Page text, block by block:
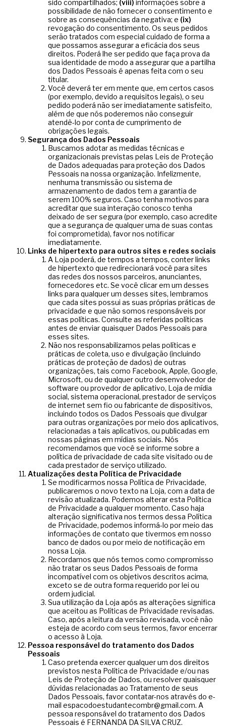
sido compartilhados; (viii) informações sobre a
possibilidade de não fornecer o consentimento e
sobre as consequências da negativa; e (ix)
revogação do consentimento. Os seus pedidos
serão tratados com especial cuidado de forma a
que possamos assegurar a eficácia dos seus
direitos. Poderá lhe ser pedido que faça prova da
sua identidade de modo a assegurar que a partilha
dos Dados Pessoais é apenas feita com o seu
titular.
Você deverá ter em mente que, em certos casos
(por exemplo, devido a requisitos legais), o seu
pedido poderá não ser imediatamente satisfeito,
além de que nós poderemos não conseguir
atendê-lo por conta de cumprimento de
obrigações legais.
Segurança dos Dados Pessoais
Buscamos adotar as medidas técnicas e
organizacionais previstas pelas Leis de Proteção
de Dados adequadas para proteção dos Dados
Pessoais na nossa organização. Infelizmente,
nenhuma transmissão ou sistema de
armazenamento de dados tem a garantia de
serem 100% seguros. Caso tenha motivos para
acreditar que sua interação conosco tenha
deixado de ser segura (por exemplo, caso acredite
que a segurança de qualquer uma de suas contas
foi comprometida), favor nos notificar
imediatamente.
Links de hipertexto para outros sites e redes sociais
A Loja poderá, de tempos a tempos, conter links
de hipertexto que redirecionará você para sites
das redes dos nossos parceiros, anunciantes,
fornecedores etc. Se você clicar em um desses
links para qualquer um desses sites, lembramos
que cada sites possui as suas próprias práticas de
privacidade e que não somos responsáveis por
essas políticas. Consulte as referidas políticas
antes de enviar quaisquer Dados Pessoais para
esses sites.
Não nos responsabilizamos pelas políticas e
práticas de coleta, uso e divulgação (incluindo
práticas de proteção de dados) de outras
organizações, tais como Facebook, Apple, Google,
Microsoft, ou de qualquer outro desenvolvedor de
software ou provedor de aplicativo, Loja de mídia
social, sistema operacional, prestador de serviços
de internet sem fio ou fabricante de dispositivos,
incluindo todos os Dados Pessoais que divulgar
para outras organizações por meio dos aplicativos,
relacionadas a tais aplicativos, ou publicadas em
nossas páginas em mídias sociais. Nós
recomendamos que você se informe sobre a
política de privacidade de cada site visitado ou de
cada prestador de serviço utilizado.
Atualizações desta Política de Privacidade
Se modificarmos nossa Política de Privacidade,
publicaremos o novo texto na Loja, com a data de
revisão atualizada. Podemos alterar esta Política
de Privacidade a qualquer momento. Caso haja
alteração significativa nos termos dessa Política
de Privacidade, podemos informá-lo por meio das
informações de contato que tivermos em nosso
banco de dados ou por meio de notificação em
nossa Loja.
Recordamos que nós temos como compromisso
não tratar os seus Dados Pessoais de forma
incompatível com os objetivos descritos acima,
exceto se de outra forma requerido por lei ou
ordem judicial.
Sua utilização da Loja após as alterações significa
que aceitou as Políticas de Privacidade revisadas.
Caso, após a leitura da versão revisada, você não
esteja de acordo com seus termos, favor encerrar
o acesso à Loja.
Pessoa responsável do tratamento dos Dados
Pessoais
Caso pretenda exercer qualquer um dos direitos
previstos nesta Política de Privacidade e/ou nas
Leis de Proteção de Dados, ou resolver quaisquer
dúvidas relacionadas ao Tratamento de seus
Dados Pessoais, favor contatar-nos através do e-
mail espacodoestudantecombr@gmail.com. A
pessoa responsável do tratamento dos Dados
Pessoais é FERNANDA DA SILVA CRUZ.